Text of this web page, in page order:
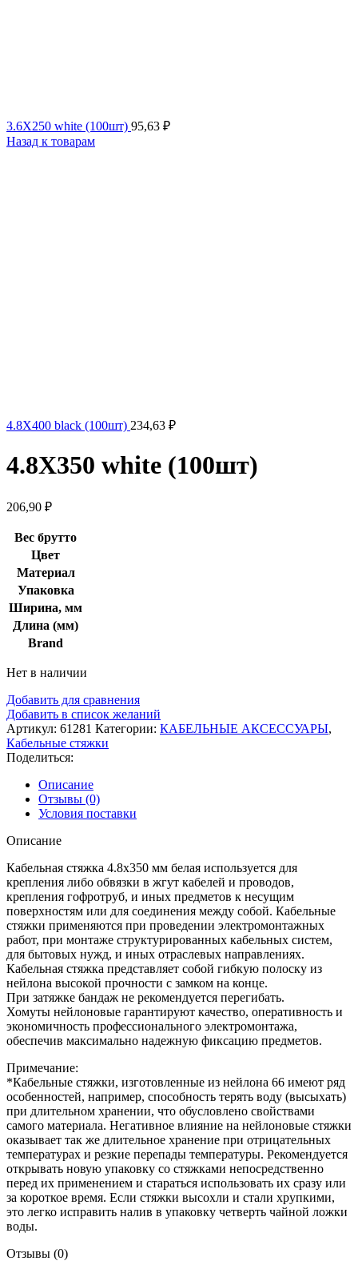
3.6X250 white (100шт) 95,63 ₽
Назад к товарам
4.8X400 black (100шт) 234,63 ₽
4.8X350 white (100шт)
206,90 ₽
Вес брутто
Цвет
Материал
Упаковка
Ширина, мм
Длина (мм)
Brand
Нет в наличии
Добавить для сравнения
Добавить в список желаний
Артикул: 61281 Категории: КАБЕЛЬНЫЕ АКСЕССУАРЫ,
Кабельные стяжки
Поделиться:
Описание
Отзывы (0)
Условия поставки
Описание
Кабельная стяжка 4.8х350 мм белая используется для
крепления либо обвязки в жгут кабелей и проводов,
крепления гофротруб, и иных предметов к несущим
поверхностям или для соединения между собой. Кабельные
стяжки применяются при проведении электромонтажных
работ, при монтаже структурированных кабельных систем,
для бытовых нужд, и иных отраслевых направлениях.
Кабельная стяжка представляет собой гибкую полоску из
нейлона высокой прочности с замком на конце.
При затяжке бандаж не рекомендуется перегибать.
Хомуты нейлоновые гарантируют качество, оперативность и
экономичность профессионального электромонтажа,
обеспечив максимально надежную фиксацию предметов.
Примечание:
*Кабельные стяжки, изготовленные из нейлона 66 имеют ряд
особенностей, например, способность терять воду (высыхать)
при длительном хранении, что обусловлено свойствами
самого материала. Негативное влияние на нейлоновые стяжки
оказывает так же длительное хранение при отрицательных
температурах и резкие перепады температуры. Рекомендуется
открывать новую упаковку со стяжками непосредственно
перед их применением и стараться использовать их сразу или
за короткое время. Если стяжки высохли и стали хрупкими,
это легко исправить налив в упаковку четверть чайной ложки
воды.
Отзывы (0)